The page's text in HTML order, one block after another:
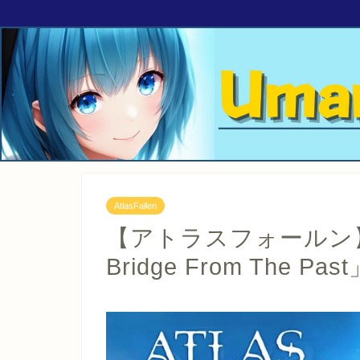
AtlasFallen
【アトラスフォール
Bridge From The Past